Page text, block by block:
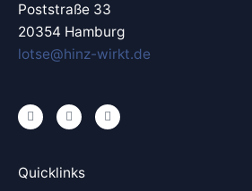
Poststraße 33
20354 Hamburg
lotse@hinz-wirkt.de
L
i
n
d
X
i
n
Y
o
u
Quicklinks